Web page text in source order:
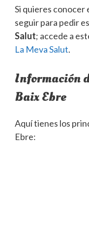
Si quieres conocer
seguir para pedir
Salut; accede a
La Meva Salut.
Información
Baix Ebre
Aquí tienes los
Ebre: